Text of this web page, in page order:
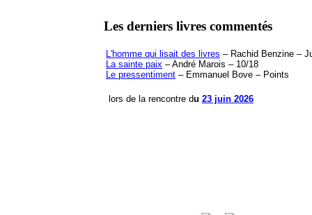
Les derniers livres commentés
L'homme qui lisait des livres – Rachid Benzine –
La sainte paix – André Marois – 10/18
Le pressentiment – Emmanuel Bove – Points
lors de la rencontre du 23 juin 2026